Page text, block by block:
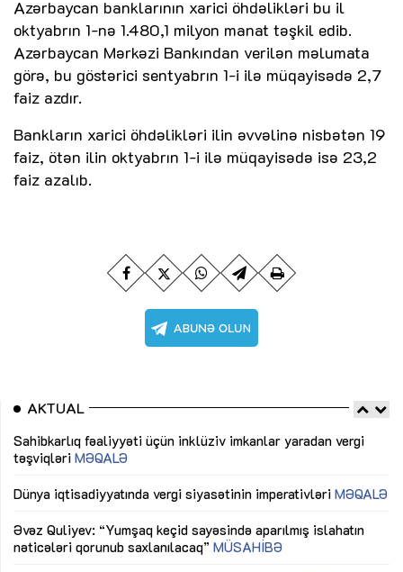
Azərbaycan banklarının xarici öhdəlikləri bu il
oktyabrın 1-nə 1.480,1 milyon manat təşkil edib.
Azərbaycan Mərkəzi Bankından verilən məlumata
görə, bu göstərici sentyabrın 1-i ilə müqayisədə 2,7
faiz azdır.
Bankların xarici öhdəlikləri ilin əvvəlinə nisbətən 19
faiz, ötən ilin oktyabrın 1-i ilə müqayisədə isə 23,2
faiz azalıb.
AKTUAL
Sahibkarlıq fəaliyyəti üçün inklüziv imkanlar yaradan vergi
təşviqləri MƏQALƏ
Dünya iqtisadiyyatında vergi siyasətinin imperativləri MƏQALƏ
Əvəz Quliyev: “Yumşaq keçid sayəsində aparılmış islahatın
nəticələri qorunub saxlanılacaq” MÜSAHİBƏ